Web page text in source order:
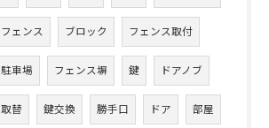
フェンス ブロック フェンス取付
駐車場 フェンス塀 鍵 ドアノブ
取替 鍵交換 勝手口 ドア 部屋